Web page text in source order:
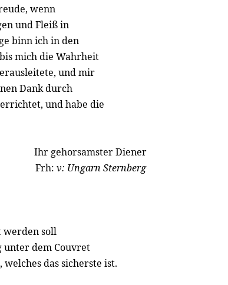
wenn
und Fleiß in
binn ich in den
mich die Wahrheit
und mir
Dank durch
und habe die
Ihr gehorsamster Diener
Frh: v: Ungarn Sternberg
werden soll
unter dem Couvret
das sicherste ist.